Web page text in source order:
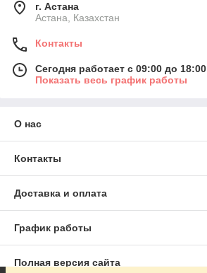
г. Астана
Астана, Казахстан
Контакты
Сегодня работает с 09:00 до 18:00
Показать весь график работы
О нас
Контакты
Доставка и оплата
График работы
Полная версия сайта